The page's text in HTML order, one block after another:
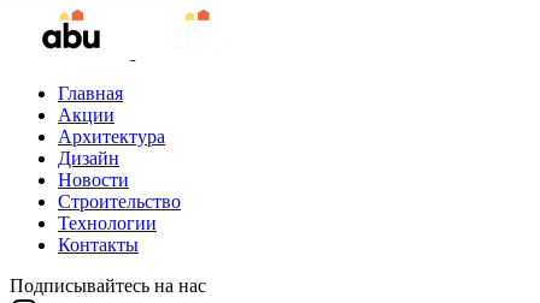
Главная
Акции
Архитектура
Дизайн
Новости
Строительство
Технологии
Контакты
Подписывайтесь на нас